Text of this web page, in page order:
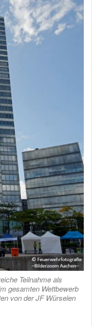
Teilnahme als
gesamten Wettbewerb
von der JF Würselen